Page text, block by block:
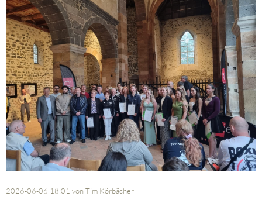
2026-06-06 18:01 von Tim Körbächer